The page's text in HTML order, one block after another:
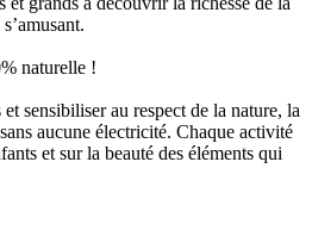
naturelle !
sensibiliser au respect de la nature, la
aucune électricité. Chaque activité
et sur la beauté des éléments qui